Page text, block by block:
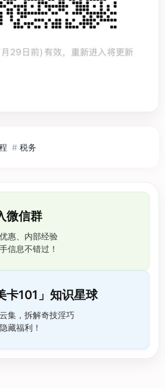
# 税务
微信群
惠、内部经验
信息不错过！
卡101」知识星球
集，拆解奇技淫巧
藏福利！